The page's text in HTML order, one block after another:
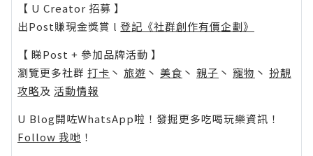
【 U Creator 招募 】
出Post賺現金獎賞 l 登記《社群創作有價企劃》
【 睇Post + 參加品牌活動 】
瀏覽更多社群 打卡 丶 旅遊 丶 美食 丶 親子 丶 寵物 丶 扮靚
攻略及 活動情報
U Blog開咗WhatsApp啦！發掘更多吃喝玩樂資訊！
Follow 我哋 ！